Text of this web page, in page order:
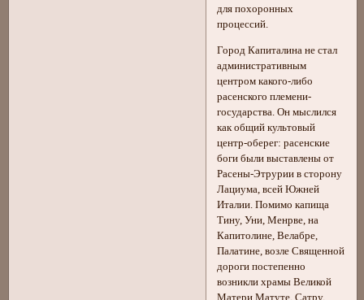
для похоронных
процессий.
Город Капиталина не стал
административным
центром какого-либо
расенского племени-
государства. Он мыслился
как общий культовый
центр-оберег: расенские
боги были выставлены от
Расены-Этрурии в сторону
Лациума, всей Южней
Италии. Помимо капища
Тину, Уни, Менрве, на
Капитолине, Велабре,
Палатине, возле Священной
дороги постепенно
возникли храмы Великой
Матери Матуте, Сатру,